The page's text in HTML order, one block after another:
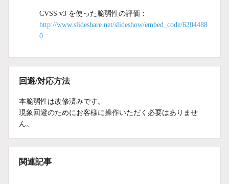
CVSS v3 を使った脆弱性の評価：
http://www.slideshare.net/slideshow/embed_code/6204488
0
回避/対応方法
本脆弱性は改修済みです。
現象回避のためにお客様に操作いただく必要はありませ
ん。
関連記事